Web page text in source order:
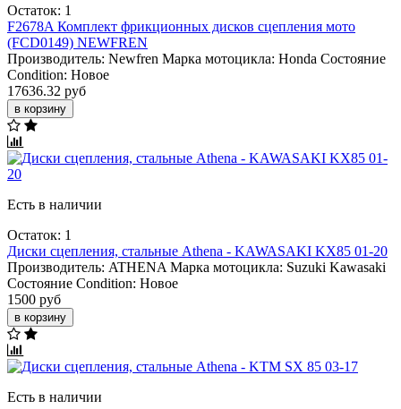
Остаток: 1
F2678A Комплект фрикционных дисков сцепления мото
(FCD0149) NEWFREN
Производитель: Newfren Марка мотоцикла: Honda Состояние
Condition: Новое
17636.32 руб
в корзину
Есть в наличии
Остаток: 1
Диски сцепления, стальные Athena - KAWASAKI KX85 01-20
Производитель: ATHENA Марка мотоцикла: Suzuki Kawasaki
Состояние Condition: Новое
1500 руб
в корзину
Есть в наличии